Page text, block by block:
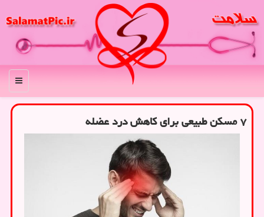
منو
۷ مسکن طبیعی برای کاهش درد عضله